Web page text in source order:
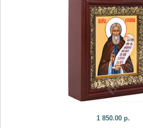
1 850.00 р.